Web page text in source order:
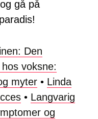
gå på
Den
voksne:
myter • Linda
• Langvarig
og